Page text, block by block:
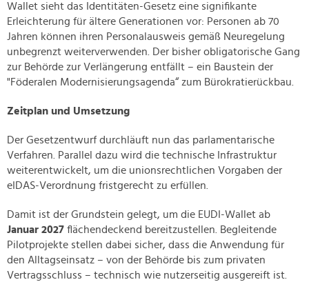
Wallet sieht das Identitäten-Gesetz eine signifikante
Erleichterung für ältere Generationen vor: Personen ab 70
Jahren können ihren Personalausweis gemäß Neuregelung
unbegrenzt weiterverwenden. Der bisher obligatorische Gang
zur Behörde zur Verlängerung entfällt – ein Baustein der
"Föderalen Modernisierungsagenda“ zum Bürokratierückbau.
Zeitplan und Umsetzung
Der Gesetzentwurf durchläuft nun das parlamentarische
Verfahren. Parallel dazu wird die technische Infrastruktur
weiterentwickelt, um die unionsrechtlichen Vorgaben der
eIDAS-Verordnung fristgerecht zu erfüllen.
Damit ist der Grundstein gelegt, um die EUDI-Wallet ab
Januar 2027 flächendeckend bereitzustellen. Begleitende
Pilotprojekte stellen dabei sicher, dass die Anwendung für
den Alltagseinsatz – von der Behörde bis zum privaten
Vertragsschluss – technisch wie nutzerseitig ausgereift ist.